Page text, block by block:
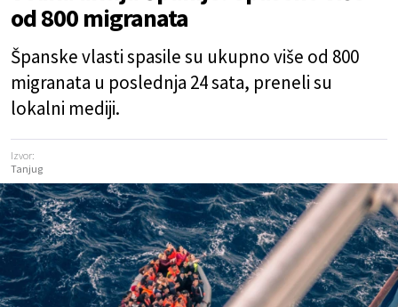
od 800 migranata
Španske vlasti spasile su ukupno više od 800
migranata u poslednja 24 sata, preneli su
lokalni mediji.
Izvor:
Tanjug